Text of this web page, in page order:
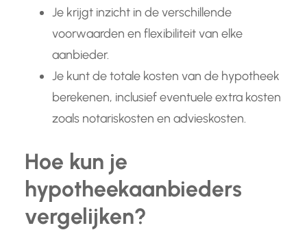
Je krijgt inzicht in de verschillende
voorwaarden en flexibiliteit van elke
aanbieder.
Je kunt de totale kosten van de hypotheek
berekenen, inclusief eventuele extra kosten
zoals notariskosten en advieskosten.
Hoe kun je
hypotheekaanbieders
vergelijken?